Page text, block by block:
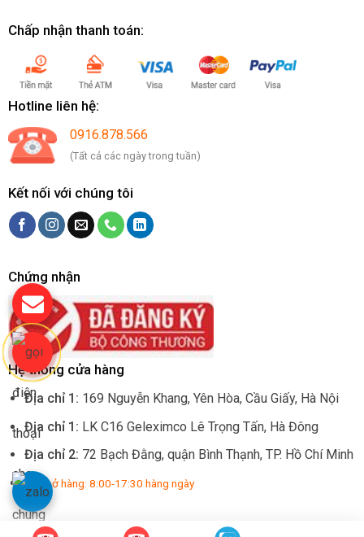
Chấp nhận thanh toán:
Hotline liên hệ:
0916.878.566
(Tất cả các ngày trong tuần)
Kết nối với chúng tôi
Chứng nhận
Hệ thống cửa hàng
Địa chỉ 1: 169 Nguyễn Khang, Yên Hòa, Cầu Giấy, Hà Nội
Địa chỉ 1: LK C16 Geleximco Lê Trọng Tấn, Hà Đông
Địa chỉ 2: 72 Bạch Đằng, quận Bình Thạnh, TP. Hồ Chí Minh
Giờ mở hàng: 8:00-17:30 hàng ngày